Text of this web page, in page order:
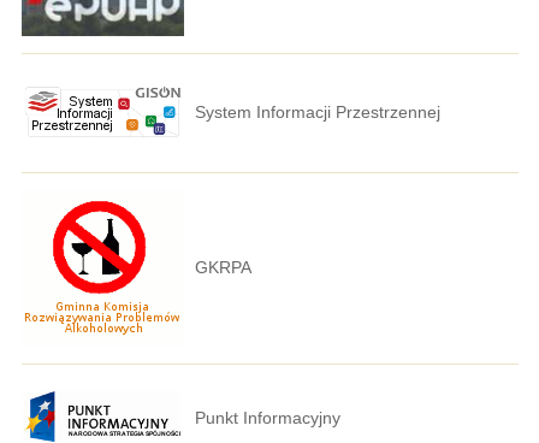
System Informacji Przestrzennej
GKRPA
Punkt Informacyjny